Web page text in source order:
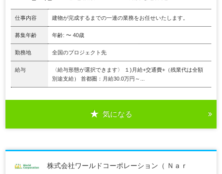
仕事内容 建物が完成するまでの一連の業務をお任せいたします。
募集年齢 年齢: 〜 40歳
勤務地 全国のプロジェクト先
給与
〈給与形態が選択できます〉 １)月給+交通費+（残業代は全額
別途支給） 首都圏：月給30.0万円～...
気になる
株式会社ワールドコーポレーション（ Ｎａｒ